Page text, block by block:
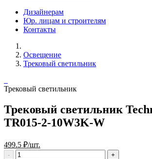
Дизайнерам
Юр. лицам и строителям
Контакты
Освещение
Трековый светильник
Трековый светильник
Трековый светильник
TR015-2-10W3K-W
499.5 ₽/шт.